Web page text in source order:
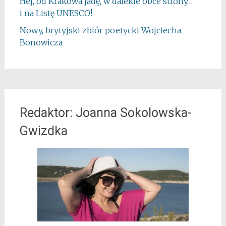
i na Listę UNESCO!
Nowy, brytyjski zbiór poetycki Wojciecha
Bonowicza
Redaktor: Joanna Sokolowska-
Gwizdka